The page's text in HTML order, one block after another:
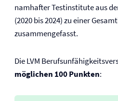
namhafter Testinstitute aus
(2020 bis 2024) zu einer
zusammengefasst.
Die LVM
möglichen 100 Punkten: